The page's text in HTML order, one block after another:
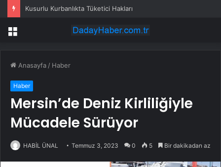
Kusurlu Kurbanlıkta Tüketici Hakları
Menü
Anasayfa / Haber
Haber
Mersin’de Deniz Kirliliğiyle
Mücadele Sürüyor
HABİL ÜNAL Temmuz 3, 2023 0 5 Bir dakikadan az